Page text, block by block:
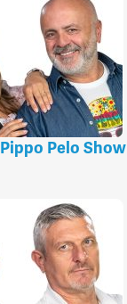
Pippo Pelo Show